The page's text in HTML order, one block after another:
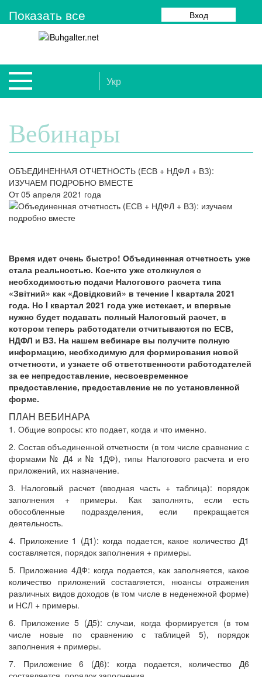
Показать все Вход
Укр
Вебинары
ОБЪЕДИНЕННАЯ ОТЧЕТНОСТЬ (ЕСВ + НДФЛ + ВЗ):
ИЗУЧАЕМ ПОДРОБНО ВМЕСТЕ
От 05 апреля 2021 года
Время идет очень быстро! Объединенная отчетность уже
стала реальностью. Кое-кто уже столкнулся с
необходимостью подачи Налогового расчета типа
«Звітний» как «Довідковий» в течение I квартала 2021
года. Но I квартал 2021 года уже истекает, и впервые
нужно будет подавать полный Налоговый расчет, в
котором теперь работодатели отчитываются по ЕСВ,
НДФЛ и ВЗ. На нашем вебинаре вы получите полную
информацию, необходимую для формирования новой
отчетности, и узнаете об ответственности работодателей
за ее непредоставление, несвоевременное
предоставление, предоставление не по установленной
форме.
ПЛАН ВЕБИНАРА
1. Общие вопросы: кто подает, когда и что именно.
2. Состав объединенной отчетности (в том числе сравнение с
формами № Д4 и № 1ДФ), типы Налогового расчета и его
приложений, их назначение.
3. Налоговый расчет (вводная часть + таблица): порядок
заполнения + примеры. Как заполнять, если есть
обособленные подразделения, если прекращается
деятельность.
4. Приложение 1 (Д1): когда подается, какое количество Д1
составляется, порядок заполнения + примеры.
5. Приложение 4ДФ: когда подается, как заполняется, какое
количество приложений составляется, нюансы отражения
различных видов доходов (в том числе в неденежной форме)
и НСЛ + примеры.
6. Приложение 5 (Д5): случаи, когда формируется (в том
числе новые по сравнению с таблицей 5), порядок
заполнения + примеры.
7. Приложение 6 (Д6): когда подается, количество Д6